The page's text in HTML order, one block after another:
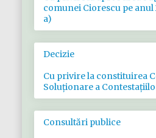
comunei Ciorescu pe
a)
Decizie
Cu privire la constituirea
Soluționare a
Consultări publice